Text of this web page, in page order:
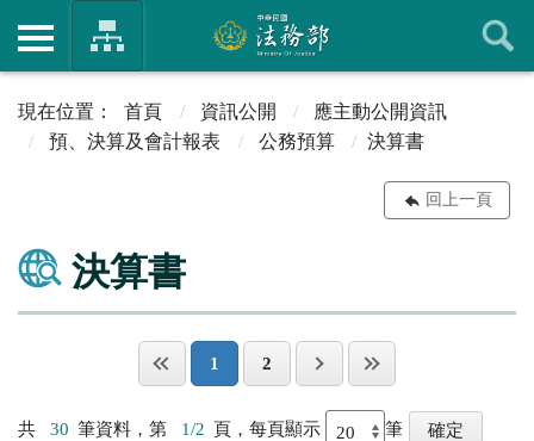
首頁 資訊公開
應主動公開資訊
預、決算及會計報表
公務預算 決算書
回上一頁
決算書
1 2
共 30 筆資料，第 1/2 頁，每頁顯示 筆